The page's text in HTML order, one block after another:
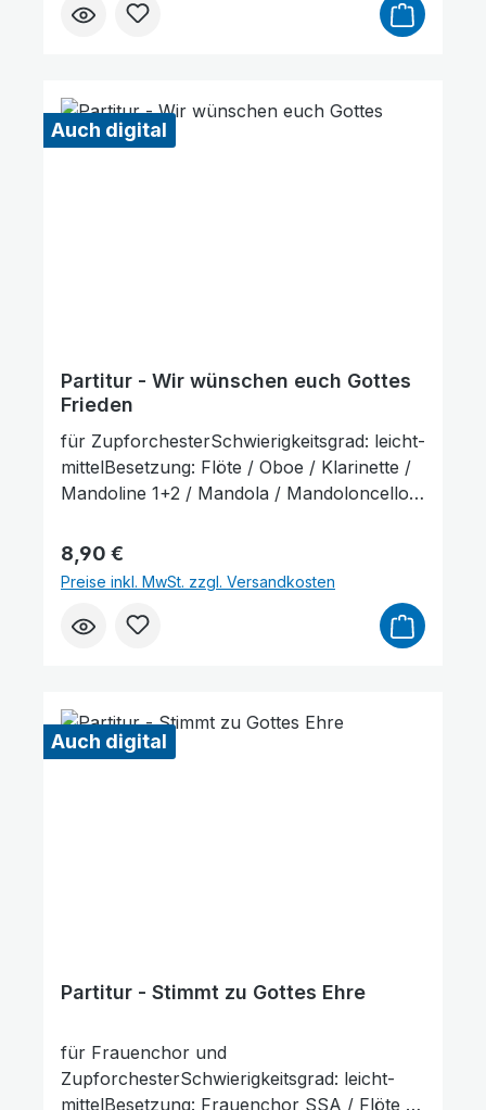
Lieferzeit beträgt ca. 7 Werktage, da dieser
Artikel erst nach Bestellung gedruckt wird.
Auch digital
Partitur - Wir wünschen euch Gottes
Frieden
für ZupforchesterSchwierigkeitsgrad: leicht-
mittelBesetzung: Flöte / Oboe / Klarinette /
Mandoline 1+2 / Mandola / Mandoloncello /
und Stimmenauszüge, Stimmenauszüge
dürfen als Kopiervorlage benutzt werden.
Die Lieferzeit beträgt ca. 7 Werktage, da
dieser Artikel erst nach Bestellung gedruckt
Regulärer Preis:
8,90 €
Preise inkl. MwSt. zzgl. Versandkosten
Auch digital
Partitur - Stimmt zu Gottes Ehre
für Frauenchor und
ZupforchesterSchwierigkeitsgrad: leicht-
mittelBesetzung: Frauenchor SSA / Flöte /